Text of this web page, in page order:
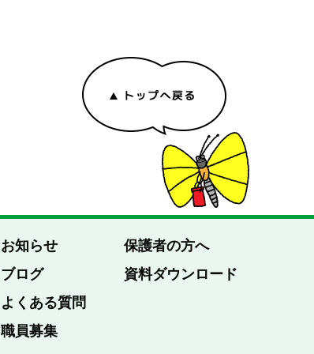
お知らせ
ブログ
よくある質問
職員募集
保護者の方へ
資料ダウンロード